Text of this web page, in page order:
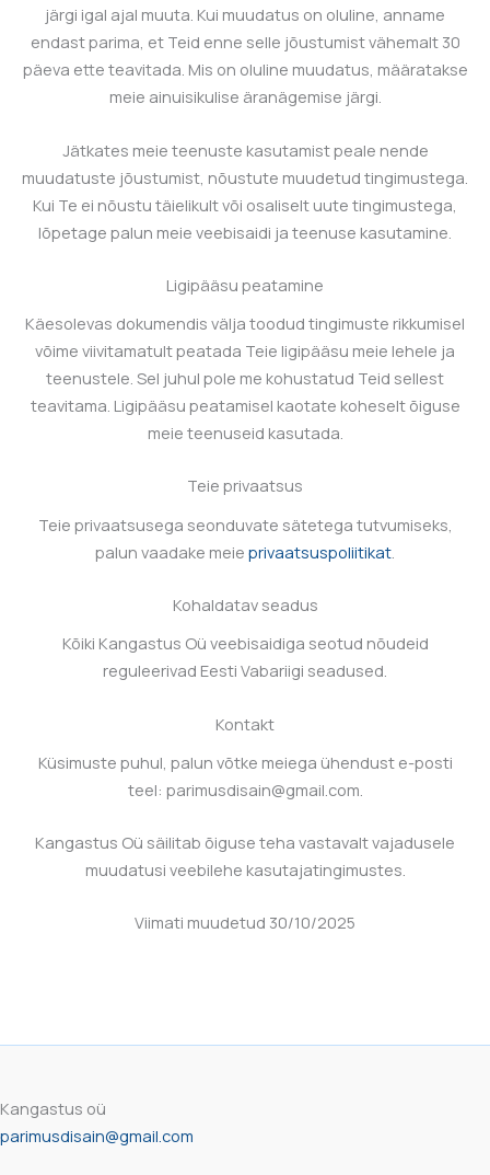
järgi igal ajal muuta. Kui muudatus on oluline, anname
endast parima, et Teid enne selle jõustumist vähemalt 30
päeva ette teavitada. Mis on oluline muudatus, määratakse
meie ainuisikulise äranägemise järgi.
Jätkates meie teenuste kasutamist peale nende
muudatuste jõustumist, nõustute muudetud tingimustega.
Kui Te ei nõustu täielikult või osaliselt uute tingimustega,
lõpetage palun meie veebisaidi ja teenuse kasutamine.
Ligipääsu peatamine
Käesolevas dokumendis välja toodud tingimuste rikkumisel
võime viivitamatult peatada Teie ligipääsu meie lehele ja
teenustele. Sel juhul pole me kohustatud Teid sellest
teavitama. Ligipääsu peatamisel kaotate koheselt õiguse
meie teenuseid kasutada.
Teie privaatsus
Teie privaatsusega seonduvate sätetega tutvumiseks,
palun vaadake meie privaatsuspoliitikat
Kohaldatav seadus
Kõiki Kangastus Oü veebisaidiga seotud nõudeid
reguleerivad Eesti Vabariigi seadused.
Kontakt
Küsimuste puhul, palun võtke meiega ühendust e-posti
teel: parimusdisain@gmail.com
Kangastus Oü säilitab õiguse teha vastavalt vajadusele
muudatusi veebilehe kasutajatingimustes.
Viimati muudetud 30/10/2025
Kangastus oü
parimusdisain@gmail.com